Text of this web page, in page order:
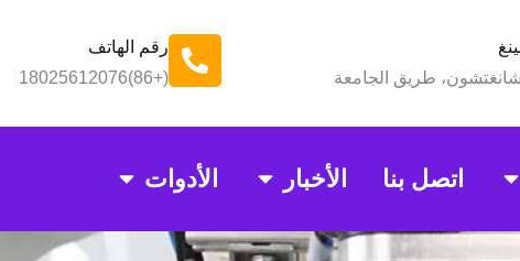
رقم الهاتف
(+86)18025612076
اتصل بنا الأخبار الأدوات